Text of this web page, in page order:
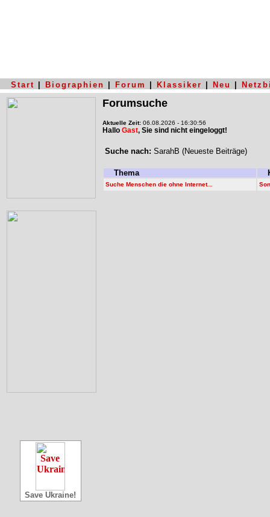
Start Biographien Forum Klassiker Neu
Save Ukraine!
Forumsuche
Aktuelle Zeit: 06.08.2026 - 16:30:56
Hallo Gast, Sie sind nicht eingeloggt!
Suche nach: SarahB (Neueste Beiträge)
Thema
Suche Menschen die ohne Internet...